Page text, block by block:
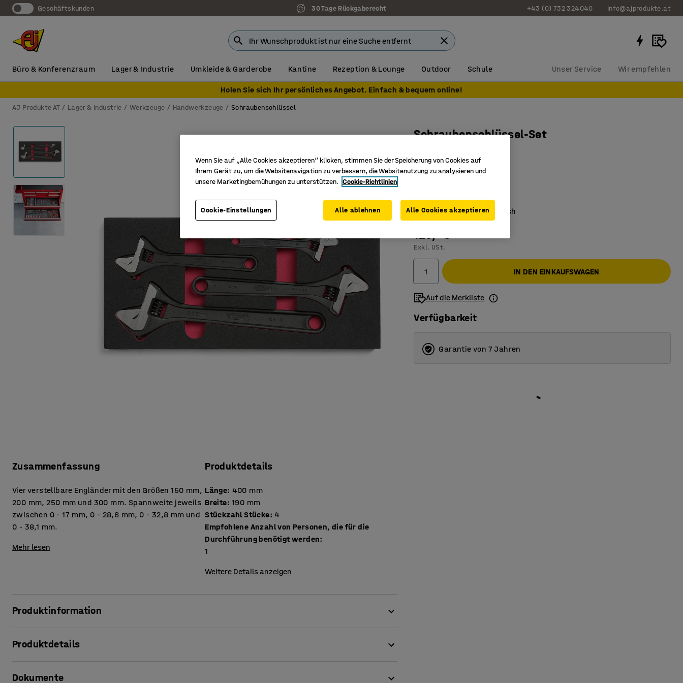
Geschäftskunden 30 Tage Rückgaberecht +43 (0) 732 324040 info@ajprodukte.at
Büro & Konferenzraum Lager & Industrie Umkleide & Garderobe Kantine Rezeption & Lounge Outdoor Schule Unser Service Wir empfehlen
Holen Sie sich Ihr persönliches Angebot. Einfach & bequem online!
AJ Produkte AT Lager & Industrie Werkzeuge Handwerkzeuge Schraubenschlüssel
Zusammenfassung
Vier verstellbare Engländer mit den Größen 150 mm,
200 mm, 250 mm und 300 mm. Spannweite jeweils
zwischen 0 ‑ 17 mm, 0 ‑ 28,6 mm, 0 ‑ 32,8 mm und
0 - 38,1 mm.
Mehr lesen
Produktdetails
Länge: 400 mm
Breite: 190 mm
Stückzahl Stücke: 4
Empfohlene Anzahl von Personen, die für die
Durchführung benötigt werden:
1
Weitere Details anzeigen
Produktinformation
sind aus stabilem Chrom-Vanadium-Stahl gefertigt und weisen ein schwarz oxidiertes Finish auf. Die
Produktdetails
Breite: 190 mm
Dokumente
Schraubenschlüssel-Set
Art. Nr. 40325
Hohe Qualität
Schwarz oxidiertes Finish
125,- €
Exkl. USt.
IN DEN EINKAUFSWAGEN
Auf die Merkliste
Verfügbarkeit
Garantie von 7 Jahren
Wenn Sie auf „Alle Cookies akzeptieren“ klicken, stimmen Sie der Speicherung von Cookies auf
Ihrem Gerät zu, um die Websitenavigation zu verbessern, die Websitenutzung zu analysieren und
unsere Marketingbemühungen zu unterstützen. Cookie-Richtlinien
Cookie-Einstellungen Alle ablehnen Alle Cookies akzeptieren